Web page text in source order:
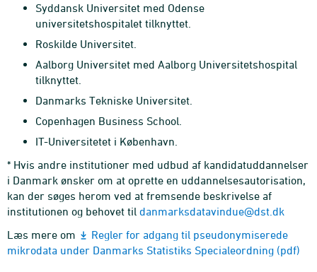
Syddansk Universitet med Odense
universitetshospitalet tilknyttet.
Roskilde Universitet.
Aalborg Universitet med Aalborg Universitetshospital
tilknyttet.
Danmarks Tekniske Universitet.
Copenhagen Business School.
IT-Universitetet i København.
* Hvis andre institutioner med udbud af kandidatuddannelser
i Danmark ønsker om at oprette en uddannelsesautorisation,
kan der søges herom ved at fremsende beskrivelse af
institutionen og behovet til danmarksdatavindue@dst.dk
Læs mere om
Regler for adgang til pseudonymiserede
mikrodata under Danmarks Statistiks Specialeordning (pdf)